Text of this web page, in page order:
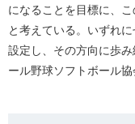
になることを目標に、
と考えている。いずれ
設定し、その方向に歩
ール野球ソフトボール協